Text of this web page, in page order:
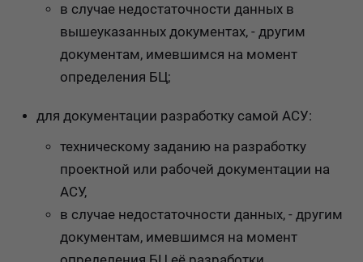
в случае недостаточности данных в
вышеуказанных документах, - другим
документам, имевшимся на момент
определения БЦ;
для документации разработку самой АСУ:
техническому заданию на разработку
проектной или рабочей документации на
АСУ,
в случае недостаточности данных, - другим
документам, имевшимся на момент